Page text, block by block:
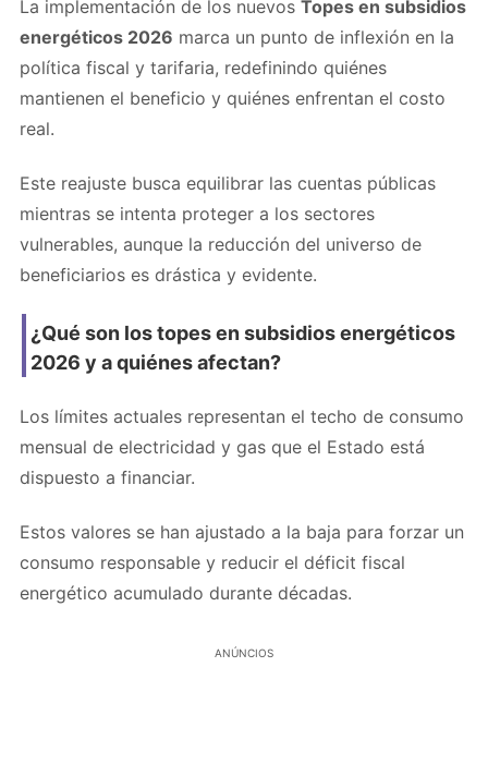
La implementación de los nuevos Topes en subsidios
energéticos 2026 marca un punto de inflexión en la
política fiscal y tarifaria, redefinindo quiénes
mantienen el beneficio y quiénes enfrentan el costo
real.
Este reajuste busca equilibrar las cuentas públicas
mientras se intenta proteger a los sectores
vulnerables, aunque la reducción del universo de
beneficiarios es drástica y evidente.
¿Qué son los topes en subsidios energéticos
2026 y a quiénes afectan?
Los límites actuales representan el techo de consumo
mensual de electricidad y gas que el Estado está
dispuesto a financiar.
Estos valores se han ajustado a la baja para forzar un
consumo responsable y reducir el déficit fiscal
energético acumulado durante décadas.
ANÚNCIOS